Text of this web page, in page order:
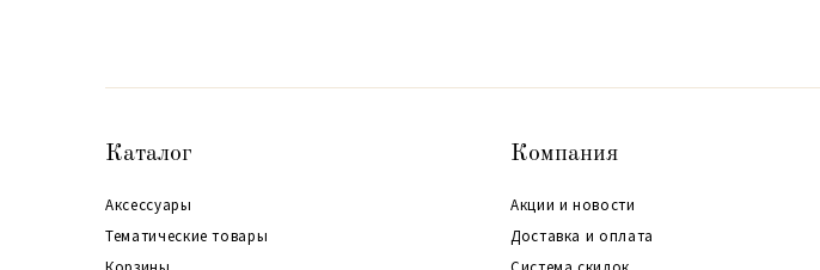
Каталог
Аксессуары
Тематические товары
Компания
Акции и новости
Доставка и оплата